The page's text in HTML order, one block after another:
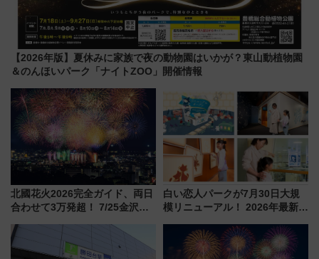
【2026年版】夏休みに家族で夜の動物園はいかが？東山動植物園
＆のんほいパーク「ナイトZOO」開催情報
北國花火2026完全ガイド、両日
合わせて3万発超！ 7/25金沢大
会の日程・アクセス・観覧席ま
とめ（石川県）
白い恋人パークが7月30日大規
模リニューアル！ 2026年最新の
と料金・アクセスを徹底解説
（札幌市）